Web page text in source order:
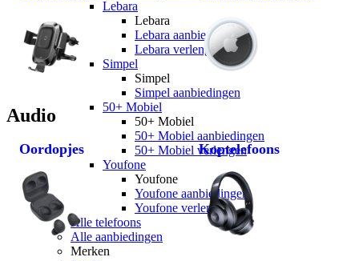
Lebara
Lebara
Lebara aanbiedingen
Lebara verlengen
Simpel
Simpel
Simpel aanbiedingen
50+ Mobiel
50+ Mobiel
50+ Mobiel aanbiedingen
50+ Mobiel verlengen
Youfone
Youfone
Youfone aanbiedingen
Youfone verlengen
Alle telefoons
Alle aanbiedingen
Merken
Audio
Oordopjes Koptelefoons